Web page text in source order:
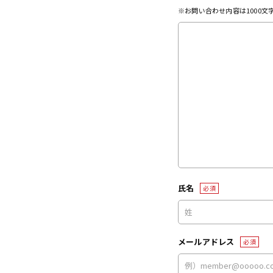
※お問い合わせ内容は1000文
氏名 必須
メールアドレス 必須